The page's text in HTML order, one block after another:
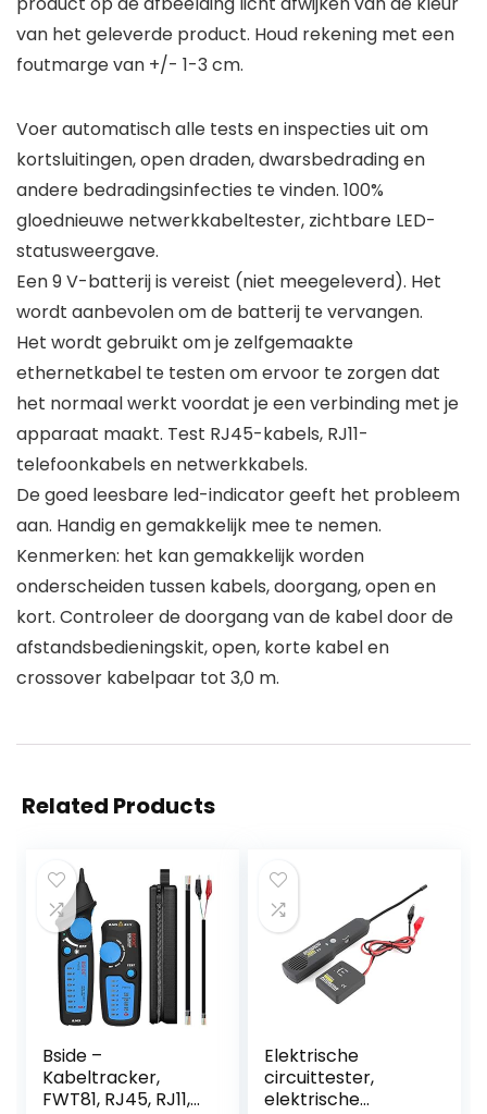
van het geleverde product. Houd rekening met een
foutmarge van +/- 1-3 cm.
Voer automatisch alle tests en inspecties uit om
kortsluitingen, open draden, dwarsbedrading en
andere bedradingsinfecties te vinden. 100%
gloednieuwe netwerkkabeltester, zichtbare LED-
statusweergave.
Een 9 V-batterij is vereist (niet meegeleverd). Het
wordt aanbevolen om de batterij te vervangen.
Het wordt gebruikt om je zelfgemaakte
ethernetkabel te testen om ervoor te zorgen dat
het normaal werkt voordat je een verbinding met je
apparaat maakt. Test RJ45-kabels, RJ11-
telefoonkabels en netwerkkabels.
De goed leesbare led-indicator geeft het probleem
aan. Handig en gemakkelijk mee te nemen.
Kenmerken: het kan gemakkelijk worden
onderscheiden tussen kabels, doorgang, open en
kort. Controleer de doorgang van de kabel door de
afstandsbedieningskit, open, korte kabel en
crossover kabelpaar tot 3,0 m.
Related Products
Bside –
Kabeltracker,
FWT81, RJ45, RJ11,
Elektrische
circuittester,
elektrische